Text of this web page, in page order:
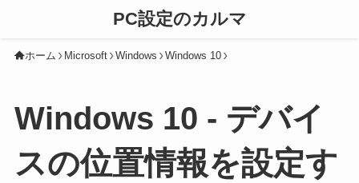
PC設定のカルマ
ホーム Microsoft Windows Windows 10
Windows 10 - デバイ
スの位置情報を設定す